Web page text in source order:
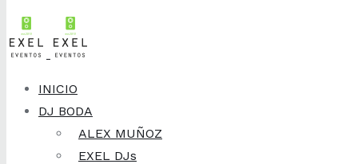
Skip to content
INICIO
DJ BODA
ALEX MUÑOZ
EXEL DJs
27 de abril, 2020
Selene y Gaizka:
Cómo están